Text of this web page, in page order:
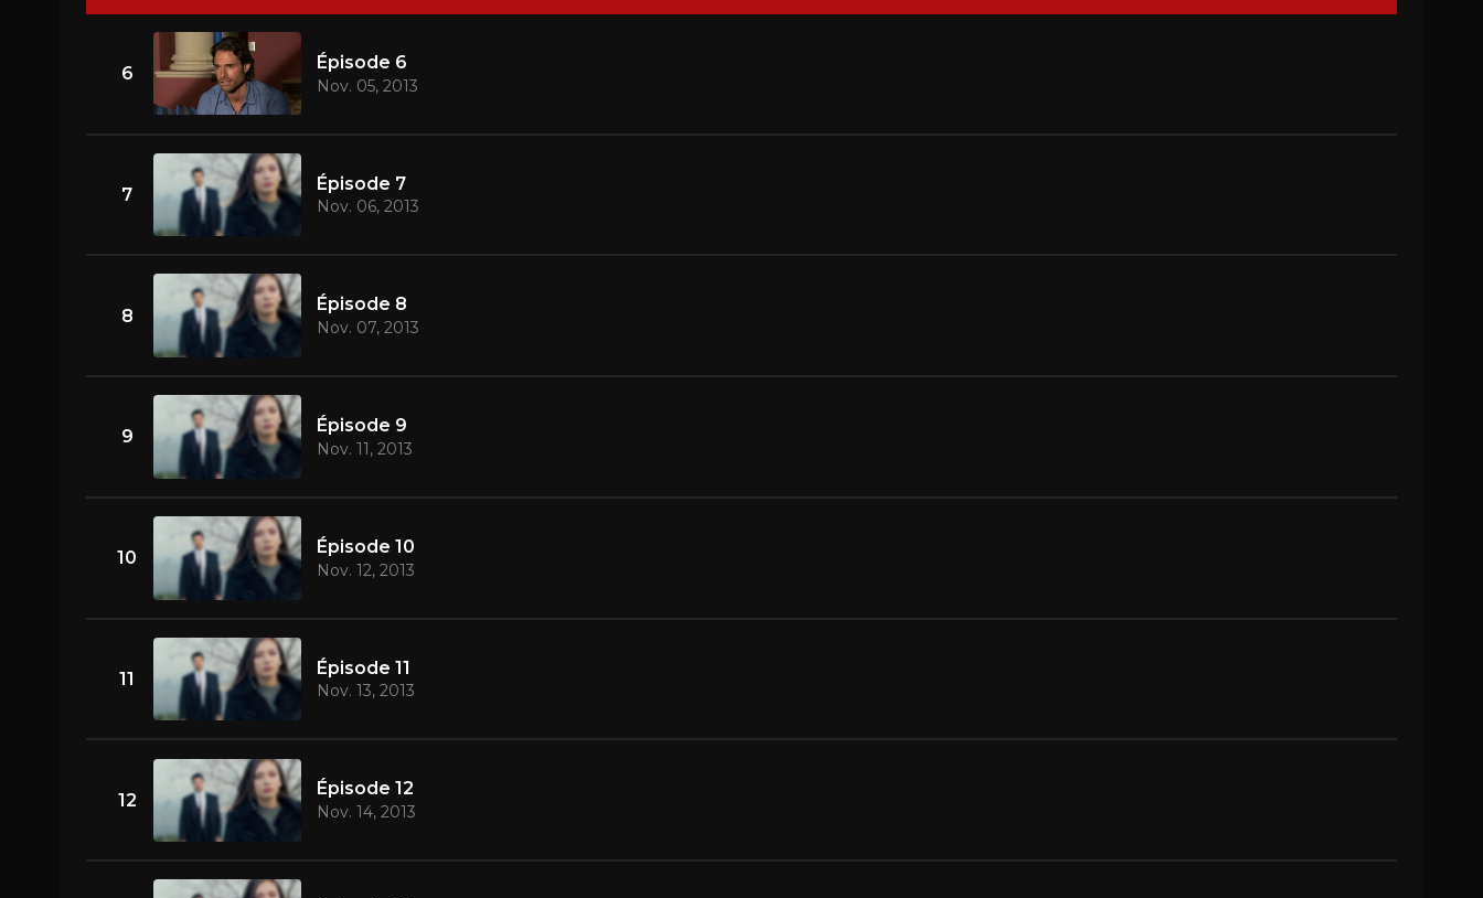
6
Épisode 6
Nov. 05, 2013
7
Épisode 7
Nov. 06, 2013
8
Épisode 8
Nov. 07, 2013
9
Épisode 9
Nov. 11, 2013
10
Épisode 10
Nov. 12, 2013
11
Épisode 11
Nov. 13, 2013
12
Épisode 12
Nov. 14, 2013